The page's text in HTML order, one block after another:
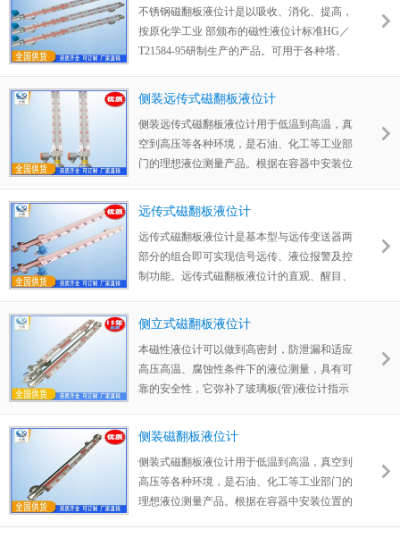
不锈钢磁翻板液位计是以吸收、消化、提高，
按原化学工业 部颁布的磁性液位计标准HG／
T21584-95研制生产的产品。可用于各种塔、
测。
侧装远传式磁翻板液位计
侧装远传式磁翻板液位计用于低温到高温，真
空到高压等各种环境，是石油、化工等工业部
门的理想液位测量产品。根据在容器中安装位
作介质不同，提供不锈钢和ABS、PP-R工程塑
碱等腐蚀性介质。
远传式磁翻板液位计
远传式磁翻板液位计是基本型与远传变送器两
部分的组合即可实现信号远传、液位报警及控
制功能。远传式磁翻板液位计的直观、醒目、
使其广泛应用于电力、石油、化工、冶金、环
制。
侧立式磁翻板液位计
本磁性液位计可以做到高密封，防泄漏和适应
高压高温、腐蚀性条件下的液位测量，具有可
靠的安全性，它弥补了玻璃板(管)液位计指示
的影响，不需多组液位计的组合。全过程测量
大。特别是现场指示部分，由于不与液体介质
直接接触，所以对高温、高压、高粘度、有毒
有害、强腐蚀性介质，更显其优越性。因此，
它比传统的玻璃管，板式液位计具有更高的可
侧装磁翻板液位计
侧装式磁翻板液位计用于低温到高温，真空到
高压等各种环境，是石油、化工等工业部门的
理想液位测量产品。根据在容器中安装位置的